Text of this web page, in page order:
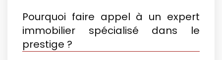
Pourquoi faire appel à un expert
immobilier spécialisé dans le
prestige ?